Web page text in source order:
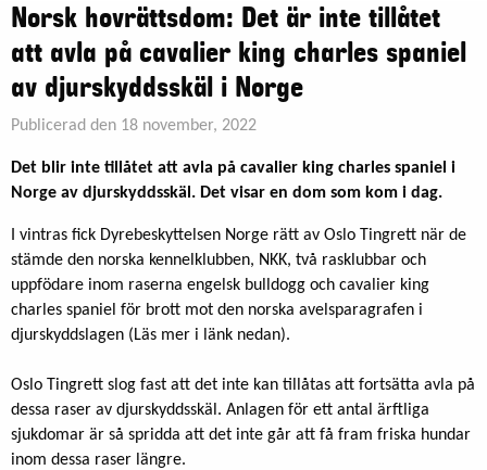
Norsk hovrättsdom: Det är inte tillåtet
att avla på cavalier king charles spaniel
av djurskyddsskäl i Norge
Publicerad den 18 november, 2022
Det blir inte tillåtet att avla på cavalier king charles spaniel i
Norge av djurskyddsskäl. Det visar en dom som kom i dag.
I vintras fick Dyrebeskyttelsen Norge rätt av Oslo Tingrett när de
stämde den norska kennelklubben, NKK, två rasklubbar och
uppfödare inom raserna engelsk bulldogg och cavalier king
charles spaniel för brott mot den norska avelsparagrafen i
djurskyddslagen (Läs mer i länk nedan).
Oslo Tingrett slog fast att det inte kan tillåtas att fortsätta avla på
dessa raser av djurskyddsskäl. Anlagen för ett antal ärftliga
sjukdomar är så spridda att det inte går att få fram friska hundar
inom dessa raser längre.